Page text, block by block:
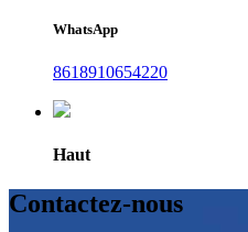
WhatsApp
8618910654220
Haut
Contactez-nous